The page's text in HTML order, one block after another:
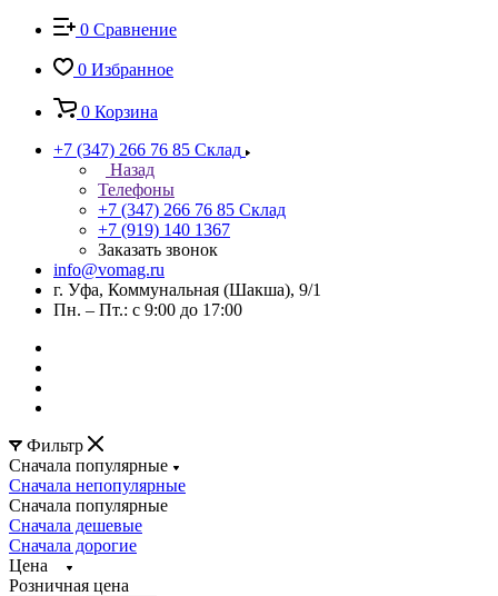
0 Сравнение
0 Избранное
0 Корзина
+7 (347) 266 76 85 Склад
Назад
Телефоны
+7 (347) 266 76 85 Склад
+7 (919) 140 1367
Заказать звонок
info@vomag.ru
г. Уфа, Коммунальная (Шакша), 9/1
Пн. – Пт.: с 9:00 до 17:00
Фильтр
Сначала популярные
Сначала непопулярные
Сначала популярные
Сначала дешевые
Сначала дорогие
Цена
Розничная цена